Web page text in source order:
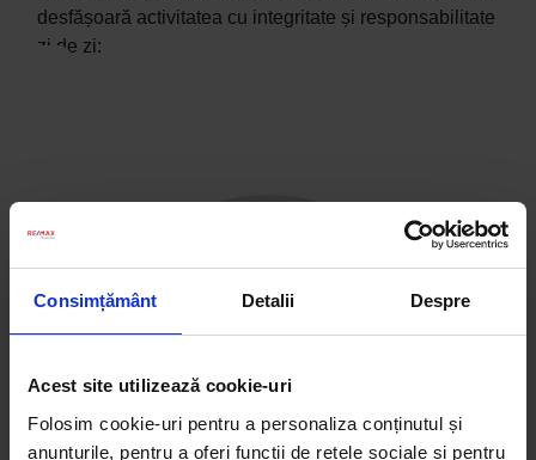
Consimțământ Detalii Despre
Acest site utilizează cookie-uri
Folosim cookie-uri pentru a personaliza conținutul și
anunțurile, pentru a oferi funcții de rețele sociale și pentru
desfășoară activitatea cu integritate și responsabilitate
zi de zi: